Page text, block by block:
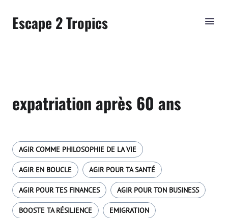
Escape 2 Tropics
expatriation après 60 ans
AGIR COMME PHILOSOPHIE DE LA VIE
AGIR EN BOUCLE AGIR POUR TA SANTÉ
AGIR POUR TES FINANCES AGIR POUR TON BUSINESS
BOOSTE TA RÉSILIENCE EMIGRATION